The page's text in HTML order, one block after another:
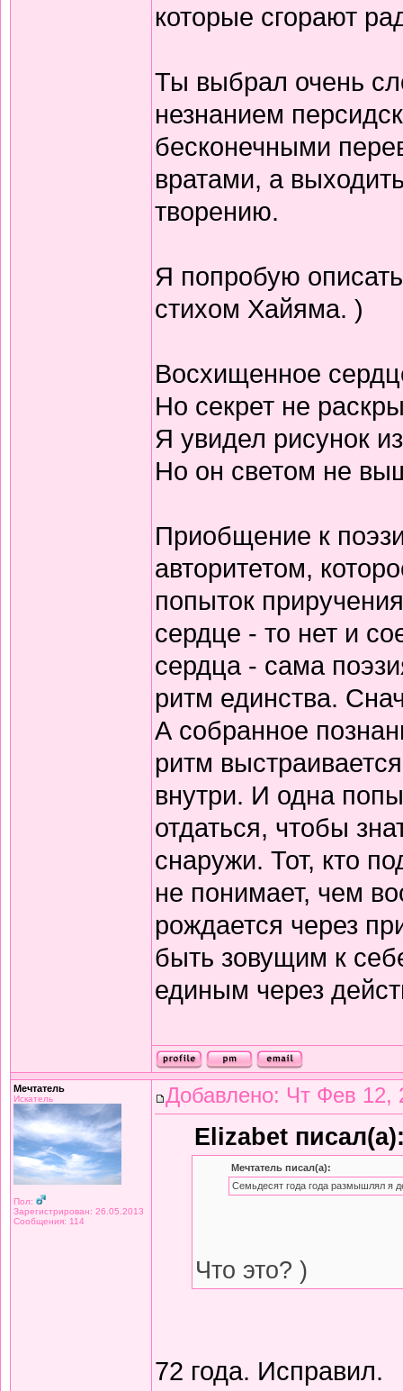
которые сгорают
Ты выбрал очень
незнанием
бесконечными
вратами, а
творению.
Я попробую
стихом Хайяма. )
Восхищенное
Но секрет не
Я увидел рисунок
Но он светом не
Приобщение к
авторитетом,
попыток
сердце - то нет и
сердца - сама
ритм единства.
А собранное
ритм
внутри. И одна
отдаться, чтобы
снаружи. Тот, кто
не понимает, чем
рождается через
быть зовущим к
единым через
Мечтатель
Искатель
Пол:
Зарегистрирован: 26.05.2013
Сообщения: 114
Добавлено: Чт Фев 12,
Elizabet
Мечтатель писал(а):
Семьдесят года года размышлял я
Что это? )
72 года. Исправил.